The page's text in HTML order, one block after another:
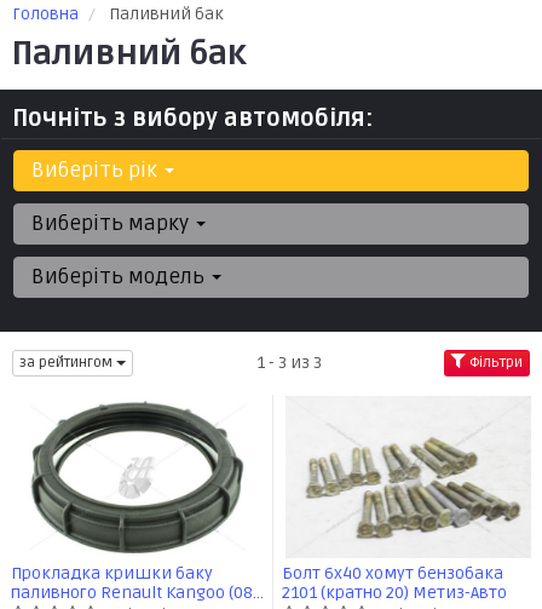
Головна Паливний бак
Паливний бак
Почніть з вибору автомобіля:
Виберіть рік
Виберіть марку
Виберіть модель
за рейтингом 1 - 3 из 3 Фільтри
Прокладка кришки баку
паливного Renault Kangoo (08-)
Болт 6х40 хомут бензобака
2101 (кратно 20) Метиз-Авто